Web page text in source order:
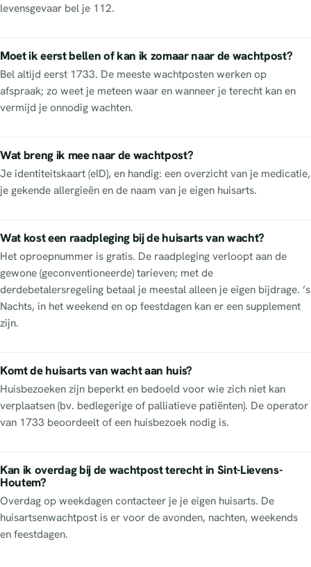
levensgevaar bel je 112.
Moet ik eerst bellen of kan ik zomaar naar de wachtpost?
Bel altijd eerst 1733. De meeste wachtposten werken op
afspraak; zo weet je meteen waar en wanneer je terecht kan en
vermijd je onnodig wachten.
Wat breng ik mee naar de wachtpost?
Je identiteitskaart (eID), en handig: een overzicht van je medicatie,
je gekende allergieën en de naam van je eigen huisarts.
Wat kost een raadpleging bij de huisarts van wacht?
Het oproepnummer is gratis. De raadpleging verloopt aan de
gewone (geconventioneerde) tarieven; met de
derdebetalersregeling betaal je meestal alleen je eigen bijdrage. ’s
Nachts, in het weekend en op feestdagen kan er een supplement
zijn.
Komt de huisarts van wacht aan huis?
Huisbezoeken zijn beperkt en bedoeld voor wie zich niet kan
verplaatsen (bv. bedlegerige of palliatieve patiënten). De operator
van 1733 beoordeelt of een huisbezoek nodig is.
Kan ik overdag bij de wachtpost terecht in Sint-Lievens-
Houtem?
Overdag op weekdagen contacteer je je eigen huisarts. De
huisartsenwachtpost is er voor de avonden, nachten, weekends
en feestdagen.